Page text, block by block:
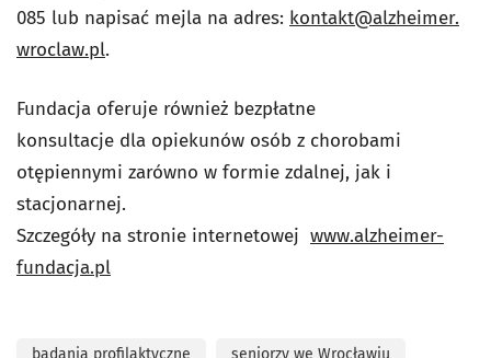
085 lub napisać mejla na adres: kontakt@alzheimer.
wroclaw.pl.
Fundacja oferuje również bezpłatne
konsultacje dla opiekunów osób z chorobami
otępiennymi zarówno w formie zdalnej, jak i
stacjonarnej.
Szczegóły na stronie internetowej www.alzheimer-
fundacja.pl